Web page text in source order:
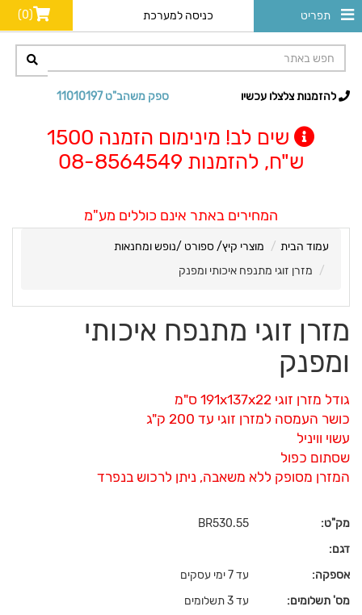
תפריט כניסה למערכת (0)
ספק משהב"ט 11010197 להזמנות צלצלו עכשיו
שים לב! מינימום הזמנה 1500
ש"ח, להזמנות 08-8564549
המחירים באתר אינם כוללים מע"מ
עמוד הבית
מוצרי קיץ/ ספורט /נופש ומחנאות
מזרן זוגי מתנפח איכותי ומפנק
מזרן זוגי מתנפח איכותי
ומפנק
גודל מזרן זוגי 191x137x22 ס"מ
כושר העמסה למזרן זוגי עד 200 ק"ג
עשוי וויניל
שסתום כפול
המזרן מסופק ללא משאבה, ניתן לרכוש בנפרד
מק"ט:
BR530.55
דגם:
אספקה:
עד 7 ימי עסקים
מס' תשלומים:
עד 3 תשלומים